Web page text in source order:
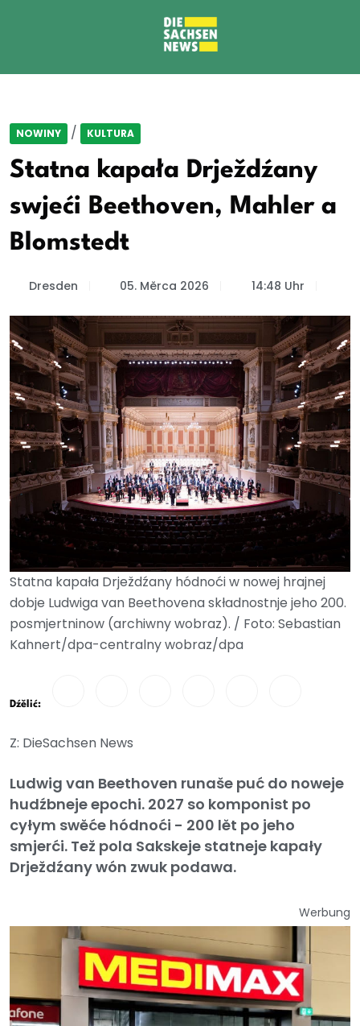
NOWINY / KULTURA
Statna kapała Drježdźany
swjeći Beethoven, Mahler a
Blomstedt
Dresden 05. Měrca 2026 14:48 Uhr
Statna kapała Drježdźany hódnoći w nowej hrajnej
dobje Ludwiga van Beethovena składnostnje jeho 200.
posmjertninow (archiwny wobraz). / Foto: Sebastian
Kahnert/dpa-centralny wobraz/dpa
Dźělić:
Z: DieSachsen News
Ludwig van Beethoven runaše puć do noweje
hudźbneje epochi. 2027 so komponist po
cyłym swěće hódnoći - 200 lět po jeho
smjerći. Tež pola Sakskeje statneje kapały
Drježdźany wón zwuk podawa.
Werbung